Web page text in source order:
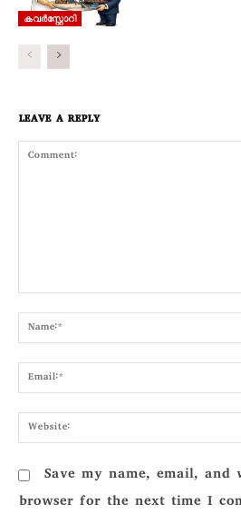
കവര്‍സ്റ്റോറി
LEAVE A REPLY
Save my name, email, and
browser for the next time I